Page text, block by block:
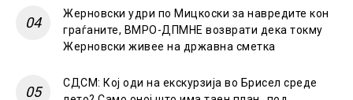
Жерновски удри по Мицкоски за навредите кон
граѓаните, ВМРО-ДПМНЕ возврати дека токму
Жерновски живее на државна сметка
СДСМ: Кој оди на екскурзија во Брисел среде